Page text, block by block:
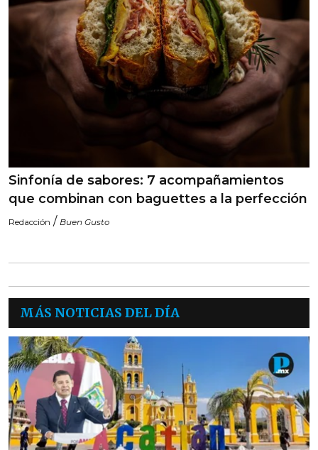
Sinfonía de sabores: 7 acompañamientos
que combinan con baguettes a la perfección
Redacción / Buen Gusto
MÁS NOTICIAS DEL DÍA